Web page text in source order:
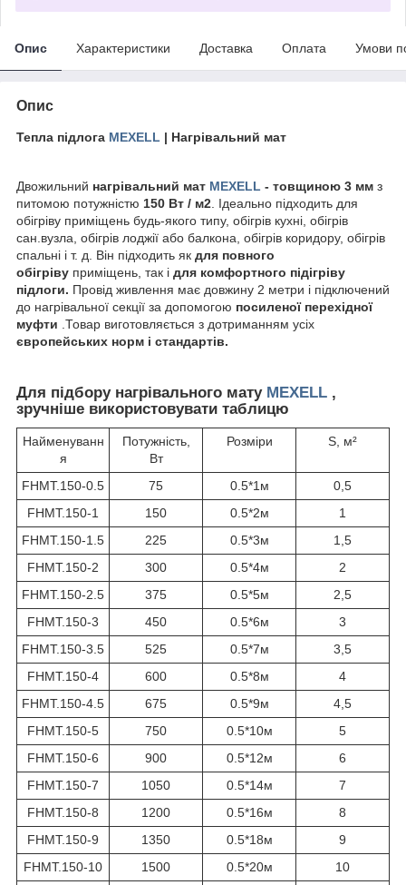
Опис Характеристики Доставка Оплата Умови
Опис
Тепла підлога MEXELL | Нагрівальний мат
Двожильний нагрівальний мат MEXELL - товщиною 3 мм з
питомою потужністю 150 Вт / м2 . Ідеально підходить для
обігріву приміщень будь-якого типу, обігрів кухні, обігрів
сан.вузла, обігрів лоджії або балкона, обігрів коридору, обігрів
спальні і т. д. Він підходить як для повного
обігріву приміщень, так і для комфортного підігріву
підлоги. Провід живлення має довжину 2 метри і підключений
до нагрівальної секції за допомогою посиленої перехідної
муфти .Товар виготовляється з дотриманням усіх
європейських норм і стандартів.
Для підбору нагрівального мату MEXELL ,
зручніше використовувати таблицю
Найменуванн
я
Потужність,
Вт
Розміри S, м²
FHMT.150-0.5 75 0.5*1м
0,5
FHMT.150-1
150 0.5*2м
1
FHMT.150-1.5
225 0.5*3м
1,5
FHMT.150-2
300 0.5*4м
2
FHMT.150-2.5
375 0.5*5м
2,5
FHMT.150-3
450 0.5*6м
3
FHMT.150-3.5
525 0.5*7м
3,5
FHMT.150-4
600 0.5*8м
4
FHMT.150-4.5
675 0.5*9м
4,5
FHMT.150-5
750 0.5*10м
5
FHMT.150-6
900 0.5*12м
6
FHMT.150-7
1050 0.5*14м
7
FHMT.150-8
1200 0.5*16м
8
FHMT.150-9
1350 0.5*18м
9
FHMT.150-10
1500 0.5*20м
10